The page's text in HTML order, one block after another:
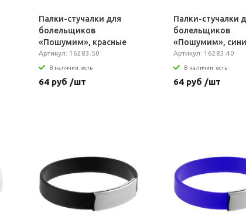
Палки-стучалки для
болельщиков
«Пошумим», красные
Артикул: 16283.50
В наличии: есть
64 руб /шт
Палки-стучалки
болельщиков
«Пошумим»,
Артикул: 16283.40
В наличии: есть
64 руб /шт